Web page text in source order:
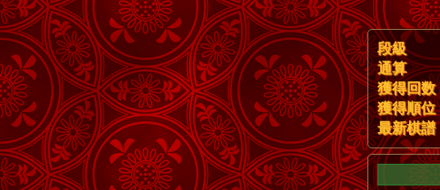
段級
通算
獲得回数
獲得順位
最新棋譜